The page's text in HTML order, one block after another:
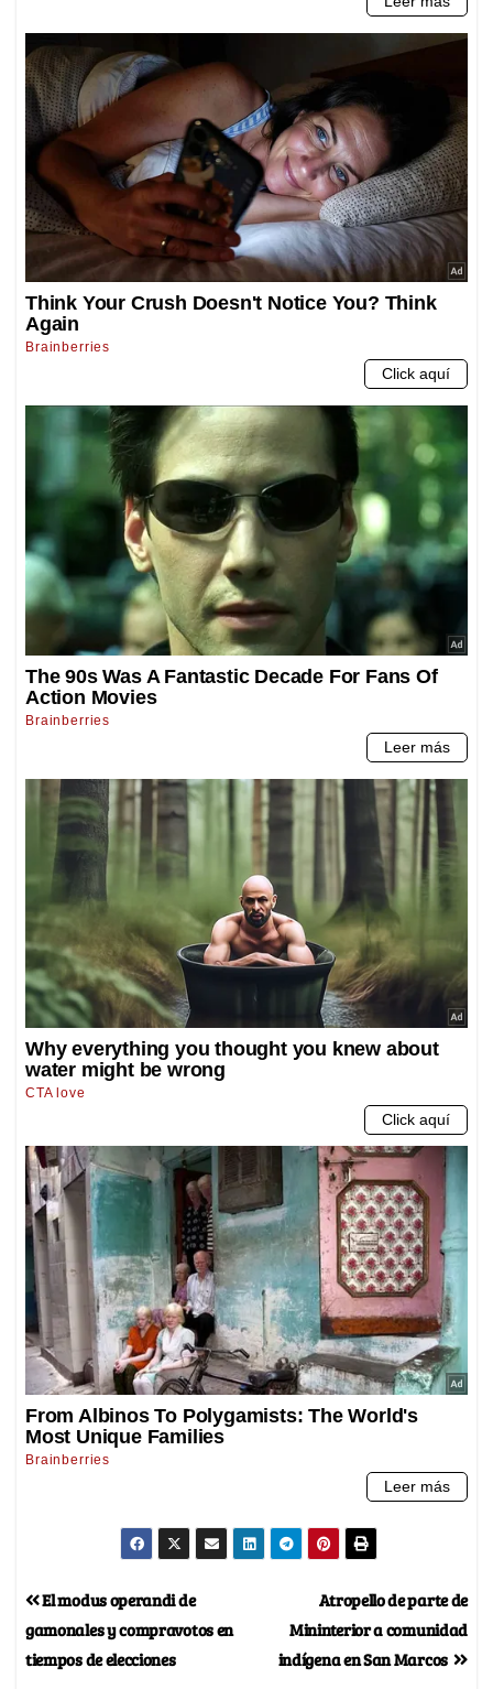
Atropello de parte de
Mininterior a comunidad
indígena en San Marcos
El modus operandi de
gamonales y compravotos en
tiempos de elecciones